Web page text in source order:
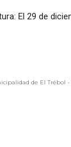
El 29 de
de El Trébol -